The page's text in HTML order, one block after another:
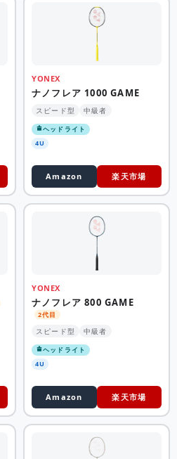
YONEX
ナノフレア 1000 GAME
スピード型 中級者
ヘッドライト
4U
Amazon 楽天市場
YONEX
ナノフレア 800 GAME
2代目
スピード型 中級者
ヘッドライト
4U
Amazon 楽天市場